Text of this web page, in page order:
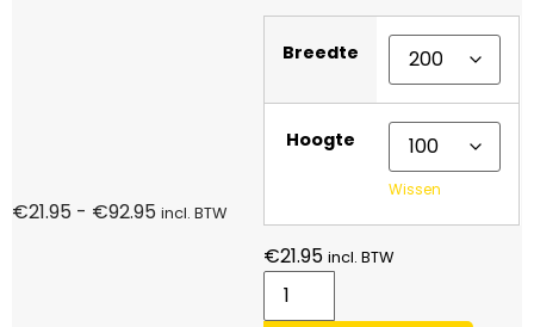
€21.95 - €92.95 incl. BTW
Breedte
Hoogte
Wissen
€21.95 incl. BTW